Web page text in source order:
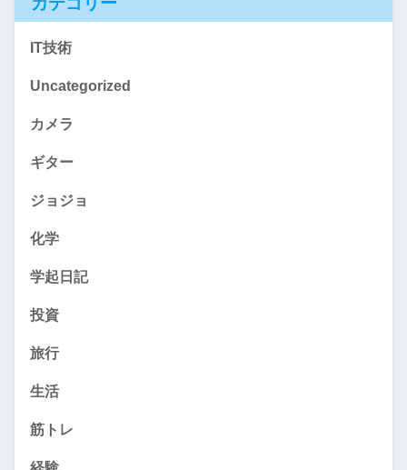
IT技術
Uncategorized
カメラ
ギター
ジョジョ
化学
学起日記
投資
旅行
生活
筋トレ